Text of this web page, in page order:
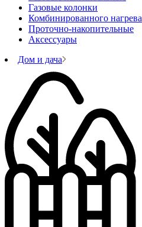
Газовые колонки
Комбинированного нагрева
Проточно-накопительные
Аксессуары
Дом и дача